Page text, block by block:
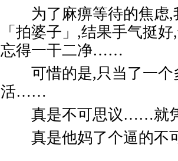
为了麻痹等待的焦虑
「拍婆子」,结果手气挺
忘得一干二净……
可惜的是,只当了一
活……
真是不可思议……就
真是他妈了个逼的